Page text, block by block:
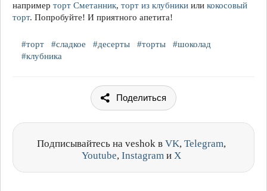
например торт Сметанник, торт из клубники или кокосовый
торт. Попробуйте! И приятного апетита!
#торт #сладкое #десерты #торты
#шоколад
#клубника
Поделиться
Подписывайтесь на veshok в VK, Telegram,
Youtube, Instagramи X